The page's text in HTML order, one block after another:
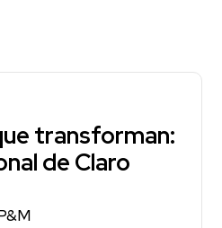
transforman:
de Claro